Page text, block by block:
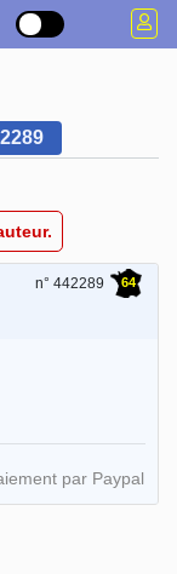
n° 442289 64
par Paypal